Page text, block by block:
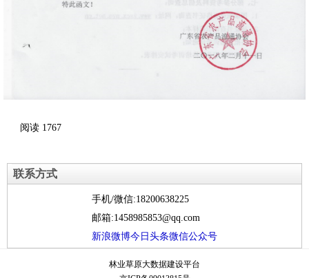
阅读 1767
联系方式
手机/微信:18200638225
邮箱:1458985853@qq.com
新浪微博今日头条微信公众号
林业草原大数据建设平台